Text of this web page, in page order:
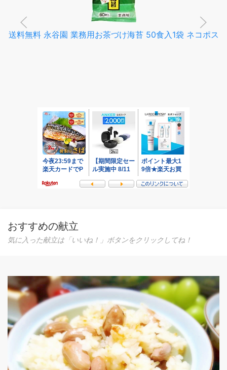
送料無料 永谷園 業務用お茶づけ海苔 50食入1袋 ネコポス
おすすめの献立
気に入った献立は「いいね！」ボタンをクリックしてね！